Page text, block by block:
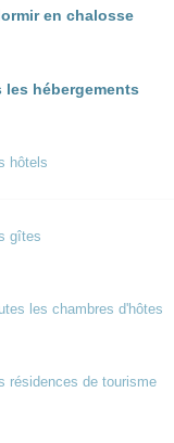
en chalosse
les hébergements
hôtels
gîtes
les chambres d'hôtes
résidences de tourisme
à travers
ton propre moulin
Chalosse